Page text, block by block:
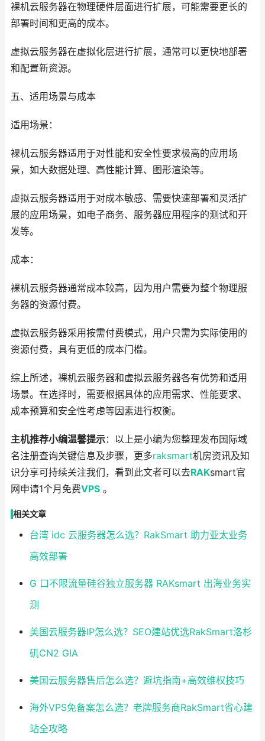
裸机云服务器在物理硬件层面进行扩展，可能需要更长的
部署时间和更高的成本。
虚拟云服务器在虚拟化层进行扩展，通常可以更快地部署
和配置新资源。
五、适用场景与成本
适用场景：
裸机云服务器适用于对性能和安全性要求极高的应用场
景，如大数据处理、高性能计算、图形渲染等。
虚拟云服务器适用于对成本敏感、需要快速部署和灵活扩
展的应用场景，如电子商务、服务器应用程序的测试和开
发等。
成本：
裸机云服务器通常成本较高，因为用户需要为整个物理服
务器的资源付费。
虚拟云服务器采用按需付费模式，用户只需为实际使用的
资源付费，具有更低的成本门槛。
综上所述，裸机云服务器和虚拟云服务器各有优势和适用
场景。在选择时，需要根据具体的应用需求、性能要求、
成本预算和安全性考虑等因素进行权衡。
主机推荐小编温馨提示：以上是小编为您整理发布国际域
名注册查询关键信息及步骤，更多raksmart机房资讯及知
识分享可持续关注我们，看到此文者可以去RAKsmart官
网申请1个月免费VPS 。
相关文章
台湾 idc 云服务器怎么选？RakSmart 助力亚太业务
高效部署
G 口不限流量硅谷独立服务器 RAKsmart 出海业务实
测
美国云服务器IP怎么选？SEO建站优选RakSmart洛杉
矶CN2 GIA
美国云服务器售后怎么选？避坑指南+高效维权技巧
海外VPS免备案怎么选？老牌服务商RakSmart省心建
站全攻略